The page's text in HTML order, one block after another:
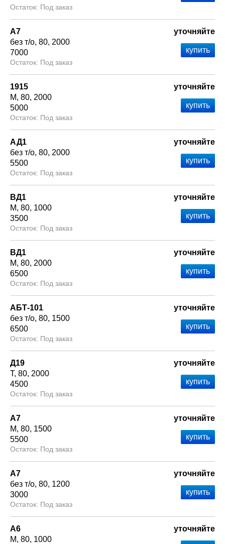
Под заказ
А7
без т/о 80 2000
7000
Под заказ
уточняйте
1915
М 80 2000
5000
Под заказ
уточняйте
АД1
без т/о 80 2000
5500
Под заказ
уточняйте
ВД1
М 80 1000
3500
Под заказ
уточняйте
ВД1
М 80 2000
6500
Под заказ
уточняйте
АБТ-101
без т/о 80 1500
6500
Под заказ
уточняйте
Д19
Т 80 2000
4500
Под заказ
уточняйте
А7
М 80 1500
5500
Под заказ
уточняйте
А7
без т/о 80 1200
3000
Под заказ
уточняйте
А6
М 80 1000
уточняйте